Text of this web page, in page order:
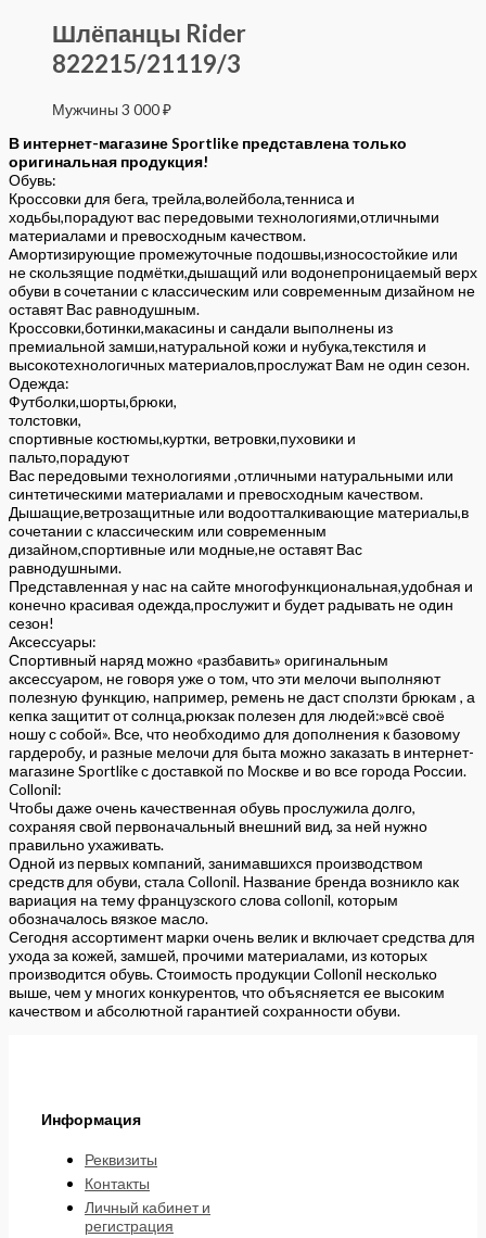
Шлёпанцы Rider
822215/21119/3
Мужчины 3 000₽
В интернет-магазине Sportlike представлена только
оригинальная продукция!
Обувь:
Кроссовки для бега, трейла,волейбола,тенниса и
ходьбы,порадуют вас передовыми технологиями,отличными
материалами и превосходным качеством.
Амортизирующие промежуточные подошвы,износостойкие или
не скользящие подмётки,дышащий или водонепроницаемый верх
обуви в сочетании с классическим или современным дизайном не
оставят Вас равнодушным.
Кроссовки,ботинки,макасины и сандали выполнены из
премиальной замши,натуральной кожи и нубука,текстиля и
высокотехнологичных материалов,прослужат Вам не один сезон.
Одежда:
Футболки,шорты,брюки,
толстовки,
спортивные костюмы,куртки, ветровки,пуховики и
пальто,порадуют
Вас передовыми технологиями ,отличными натуральными или
синтетическими материалами и превосходным качеством.
Дышащие,ветрозащитные или водоотталкивающие материалы,в
сочетании с классическим или современным
дизайном,спортивные или модные,не оставят Вас
равнодушными.
Представленная у нас на сайте многофункциональная,удобная и
конечно красивая одежда,прослужит и будет радывать не один
сезон!
Аксессуары:
Спортивный наряд можно «разбавить» оригинальным
аксессуаром, не говоря уже о том, что эти мелочи выполняют
полезную функцию, например, ремень не даст сползти брюкам , а
кепка защитит от солнца,рюкзак полезен для людей:»всё своё
ношу с собой». Все, что необходимо для дополнения к базовому
гардеробу, и разные мелочи для быта можно заказать в интернет-
магазине Sportlike с доставкой по Москве и во все города России.
Collonil:
Чтобы даже очень качественная обувь прослужила долго,
сохраняя свой первоначальный внешний вид, за ней нужно
правильно ухаживать.
Одной из первых компаний, занимавшихся производством
средств для обуви, стала Collonil. Название бренда возникло как
вариация на тему французского слова сollonil, которым
обозначалось вязкое масло.
Сегодня ассортимент марки очень велик и включает средства для
ухода за кожей, замшей, прочими материалами, из которых
производится обувь. Стоимость продукции Collonil несколько
выше, чем у многих конкурентов, что объясняется ее высоким
качеством и абсолютной гарантией сохранности обуви.
Информация
Реквизиты
Контакты
Личный кабинет и
регистрация